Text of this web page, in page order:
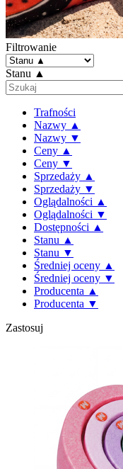
Filtrowanie
Stanu ▲
Trafności
Nazwy ▲
Nazwy ▼
Ceny ▲
Ceny ▼
Sprzedaży ▲
Sprzedaży ▼
Oglądalności ▲
Oglądalności ▼
Dostępności ▲
Stanu ▲
Stanu ▼
Średniej oceny ▲
Średniej oceny ▼
Producenta ▲
Producenta ▼
Zastosuj